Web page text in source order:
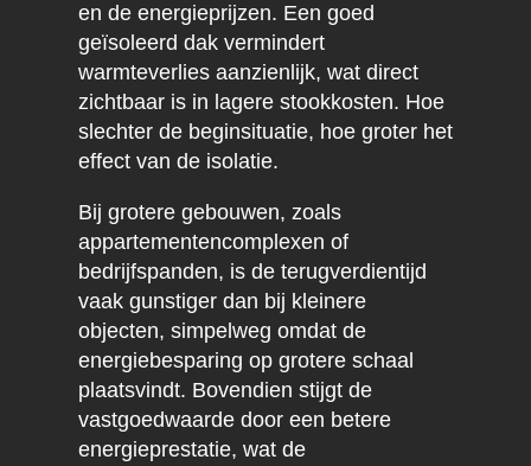
en de energieprijzen. Een goed
geïsoleerd dak vermindert
warmteverlies aanzienlijk, wat direct
zichtbaar is in lagere stookkosten. Hoe
slechter de beginsituatie, hoe groter het
effect van de isolatie.
Bij grotere gebouwen, zoals
appartementencomplexen of
bedrijfspanden, is de terugverdientijd
vaak gunstiger dan bij kleinere
objecten, simpelweg omdat de
energiebesparing op grotere schaal
plaatsvindt. Bovendien stijgt de
vastgoedwaarde door een betere
energieprestatie, wat de